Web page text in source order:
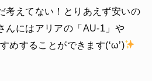
考えてない！とりあえず安いの
んにはアリアの「AU-1」や
めすることができます(‘ω’)